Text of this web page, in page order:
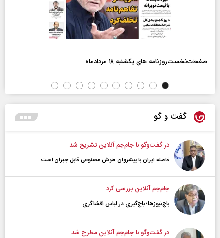
صفحات‌نخست‌روزنامه ها‌ی یکشنبه ۱۸ مردادماه
گفت و گو
در گفت‌و‌گو با جام‌جم آنلاین تشریح شد
فاصله ایران با پیشرو‌ان هوش مصنوعی قابل جبران است
جام‌جم آنلاین بررسی کرد
باج‌نیوزها؛ باج‌گیری در لباس افشاگری
در گفت‌و‌گو با جام‌جم آنلاین مطرح شد